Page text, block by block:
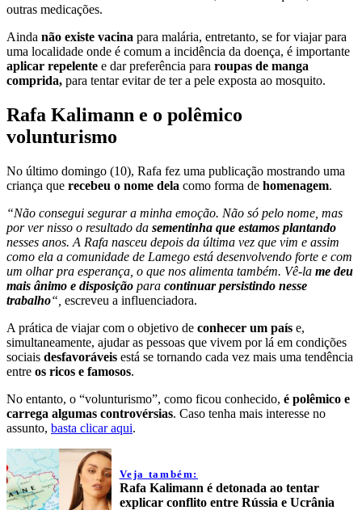
outras medicações.
Ainda não existe vacina para malária, entretanto, se for viajar para
uma localidade onde é comum a incidência da doença, é importante
aplicar repelente e dar preferência para roupas de manga
comprida, para tentar evitar de ter a pele exposta ao mosquito.
Rafa Kalimann e o polêmico
volunturismo
No último domingo (10), Rafa fez uma publicação mostrando uma
criança que recebeu o nome dela como forma de homenagem.
“Não consegui segurar a minha emoção. Não só pelo nome, mas
por ver nisso o resultado da sementinha que estamos plantando
nesses anos. A Rafa nasceu depois da última vez que vim e assim
como ela a comunidade de Lamego está desenvolvendo forte e com
um olhar pra esperança, o que nos alimenta também. Vê-la me deu
mais ânimo e disposição para continuar persistindo nesse
trabalho“, escreveu a influenciadora.
A prática de viajar com o objetivo de conhecer um país e,
simultaneamente, ajudar as pessoas que vivem por lá em condições
sociais desfavoráveis está se tornando cada vez mais uma tendência
entre os ricos e famosos.
No entanto, o “volunturismo”, como ficou conhecido, é polêmico e
carrega algumas controvérsias. Caso tenha mais interesse no
assunto, basta clicar aqui.
Veja também:
Rafa Kalimann é detonada ao tentar
explicar conflito entre Rússia e Ucrânia